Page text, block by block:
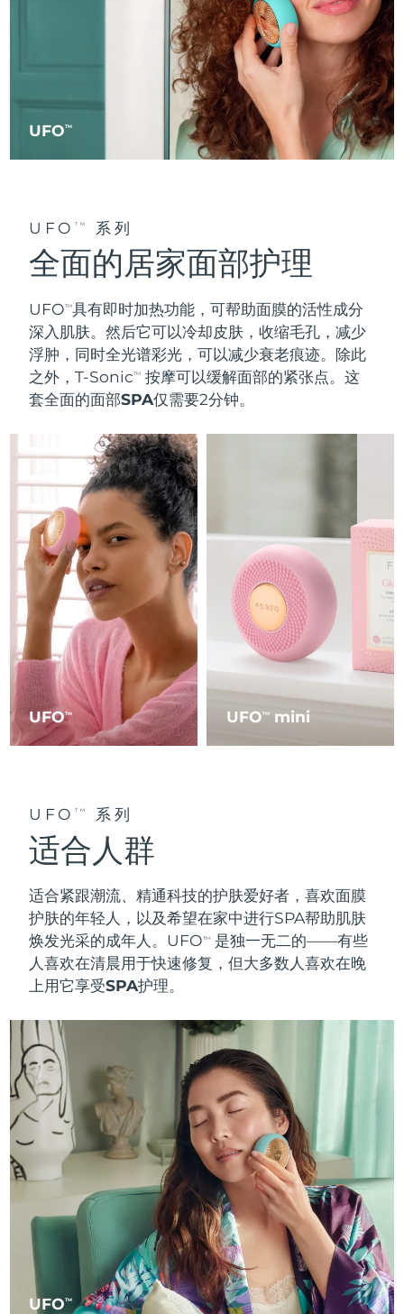
UFOTM
UFO TM 系列
全面的居家面部护理
UFOTM具有即时加热功能，可帮助面膜的活性成分
深入肌肤。然后它可以冷却皮肤 ，收缩毛孔，减少
浮肿，同时全光谱彩光，可以减少衰老痕迹。除此
之外，T-SonicTM
按摩可以缓解面部的紧张点。这
套全面的面部SPA仅需要2分钟。
UFOTM UFOTM mini
UFO TM 系列
适合人群
适合紧跟潮流、精通科技的护肤爱好者 ，喜欢面膜
护肤的年轻人，以及希望在家中进行SPA帮助肌肤
焕发光采的成年人。UFOTM
是独一无二的——有些
人喜欢在清晨用于快速修复 ，但大多数人喜欢在晚
上用它享受SPA护理。
UFOTM